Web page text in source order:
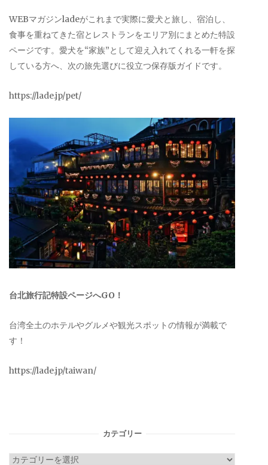
WEBマガジンladeがこれまで実際に愛犬と旅し、宿泊し、
食事を重ねてきた宿とレストランをエリア別にまとめた特設
ページです。愛犬を“家族”として迎え入れてくれる一軒を探
している方へ、次の旅先選びに役立つ保存版ガイドです。
https://lade.jp/pet/
台北旅行記特設ページへGO！
台湾全土のホテルやグルメや観光スポットの情報が満載で
す！
https://lade.jp/taiwan/
カテゴリー
カ